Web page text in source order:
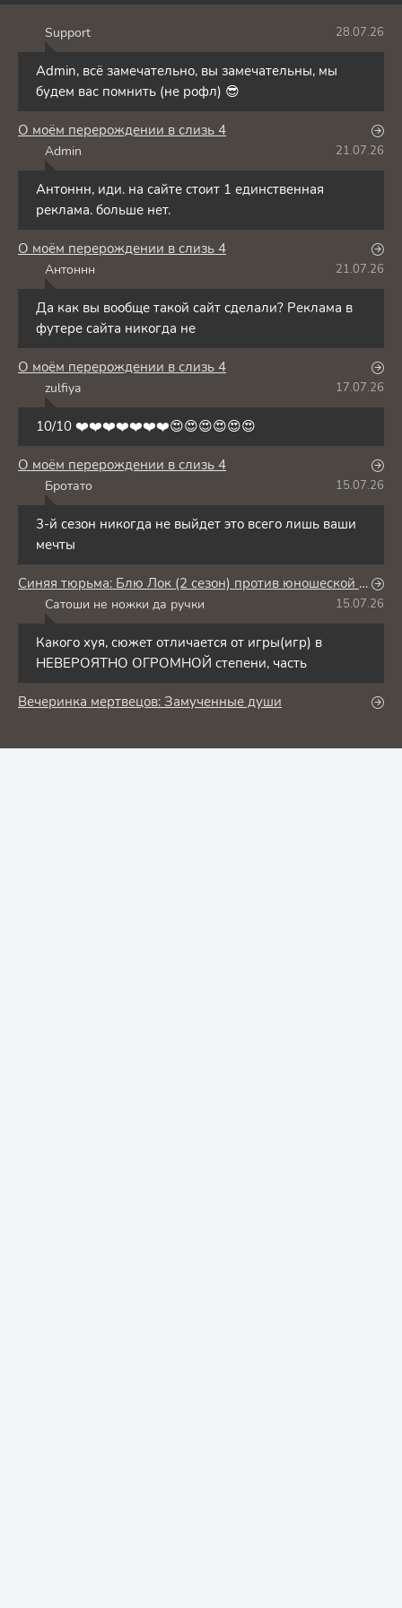
Support 28.07.26
Admin, всё замечательно, вы замечательны, мы
будем вас помнить (не рофл) 😎
О моём перерождении в слизь 4
Admin 21.07.26
Антоннн, иди. на сайте стоит 1 единственная
реклама. больше нет.
О моём перерождении в слизь 4
Антоннн 21.07.26
Да как вы вообще такой сайт сделали? Реклама в
футере сайта никогда не
О моём перерождении в слизь 4
zulfiya 17.07.26
10/10 ❤️❤️❤️❤️❤️❤️❤️😍😍😍😍😍😍
О моём перерождении в слизь 4
Бротато 15.07.26
3-й сезон никогда не выйдет это всего лишь ваши
мечты
Синяя тюрьма: Блю Лок (2 сезон) против юношеской сборной Японии
Сатоши не ножки да ручки 15.07.26
Какого хуя, сюжет отличается от игры(игр) в
НЕВЕРОЯТНО ОГРОМНОЙ степени, часть
Вечеринка мертвецов: Замученные души